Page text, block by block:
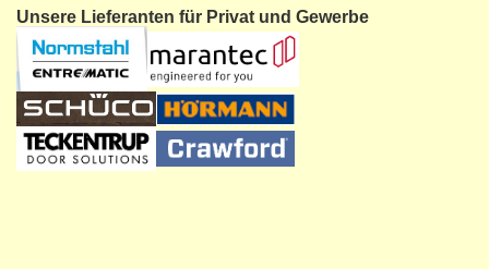
Unsere Lieferanten für Privat und Gewerbe